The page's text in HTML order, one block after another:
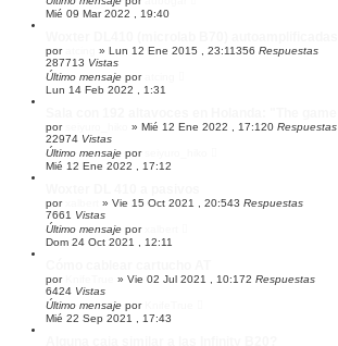
a
Mié 09 Mar 2022 , 19:40
por » Lun 12 Ene 2015 , 23:11356 Respuestas
287713 Vistas
Último mensaje por
Lun 14 Feb 2022 , 1:31
por » Mié 12 Ene 2022 , 17:120 Respuestas
22974 Vistas
Último mensaje por
Mié 12 Ene 2022 , 17:12
por » Vie 15 Oct 2021 , 20:543 Respuestas
7661 Vistas
Último mensaje por
Dom 24 Oct 2021 , 12:11
por » Vie 02 Jul 2021 , 10:172 Respuestas
6424 Vistas
Último mensaje por
Mié 22 Sep 2021 , 17:43